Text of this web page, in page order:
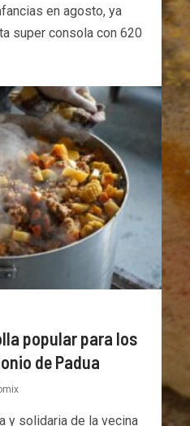
en agosto, ya
super consola con 620
popular para los
de Padua
y solidaria de la vecina